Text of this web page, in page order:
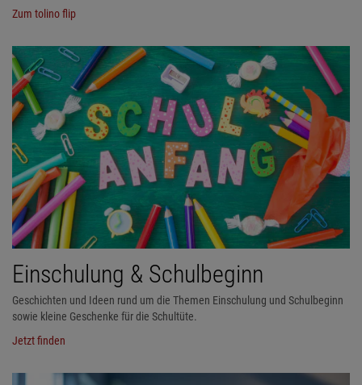
Zum tolino flip
Einschulung & Schulbeginn
Geschichten und Ideen rund um die Themen Einschulung und Schulbeginn
sowie kleine Geschenke für die Schultüte.
Jetzt finden